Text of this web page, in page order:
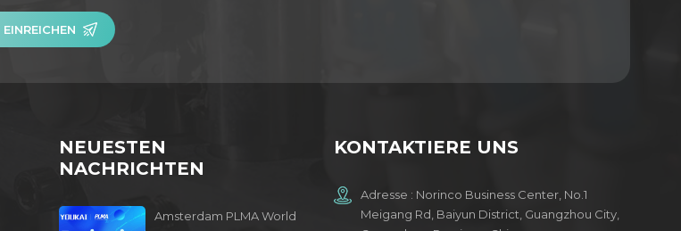
EINREICHEN
KONTAKTIERE UNS
Adresse : Norinco Business Center, No.1
Meigang Rd, Baiyun District, Guangzhou City,
NEUESTEN
NACHRICHTEN
Amsterdam PLMA World